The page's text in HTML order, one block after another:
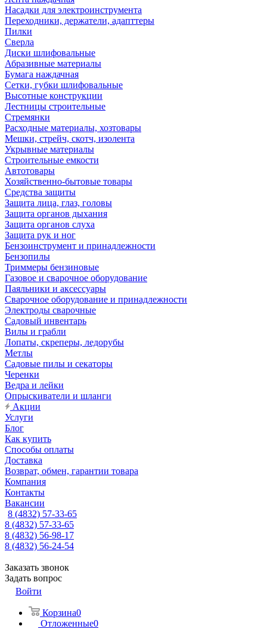
Насадки для электроинструмента
Переходники, держатели, адапттеры
Пилки
Сверла
Диски шлифовальные
Абразивные материалы
Бумага наждачная
Сетки, губки шлифовальные
Высотные конструкции
Лестницы строительные
Стремянки
Расходные материалы, хозтовары
Мешки, стрейч, скотч, изолента
Укрывные материалы
Строительные емкости
Автотовары
Хозяйственно-бытовые товары
Средства защиты
Защита лица, глаз, головы
Защита органов дыхания
Защита органов слуха
Защита рук и ног
Бензоинструмент и принадлежности
Бензопилы
Триммеры бензиновые
Газовое и сварочное оборудование
Паяльники и аксессуары
Сварочное оборудование и принадлежности
Электроды сварочные
Садовый инвентарь
Вилы и грабли
Лопаты, скреперы, ледорубы
Метлы
Садовые пилы и секаторы
Черенки
Ведра и лейки
Опрыскиватели и шланги
Акции
Услуги
Блог
Как купить
Способы оплаты
Доставка
Возврат, обмен, гарантии товара
Компания
Контакты
Вакансии
8 (4832) 57-33-65
8 (4832) 57-33-65
8 (4832) 56-98-17
8 (4832) 56-24-54
Заказать звонок
Задать вопрос
Войти
Корзина0
Отложенные0